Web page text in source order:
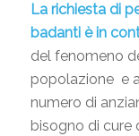
La richiesta di
badanti è in
del fenomeno
popolazione e
numero di
bisogno di cure